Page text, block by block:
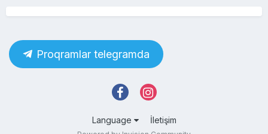
Proqramlar telegramda
Language İletişim